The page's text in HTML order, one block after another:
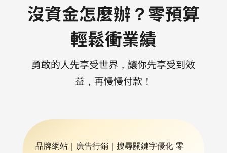
Line廣告 Dcard廣告
Google商家維護 官方Line@經營
沒資金怎麼辦？零預算
輕鬆衝業績
勇敢的人先享受世界，讓你先享受到效
益，再慢慢付款！
品牌網站｜廣告行銷｜搜尋關鍵字優化 零